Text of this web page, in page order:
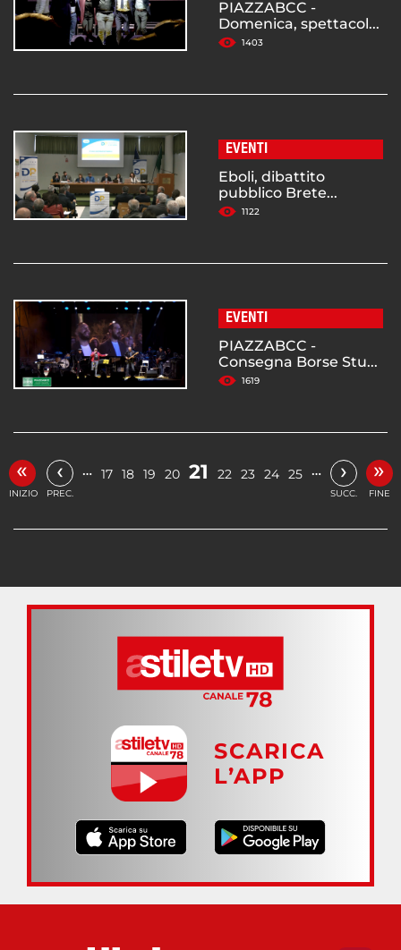
PIAZZABCC -
Domenica, spettacol...
1403
EVENTI
Eboli, dibattito
pubblico Brete...
1122
EVENTI
PIAZZABCC -
Consegna Borse Stu...
1619
«
INIZIO
‹
PREC.
… 17 18 19 20 21 22 23 24 25 … ›
SUCC.
»
FINE
SCARICA
L’APP